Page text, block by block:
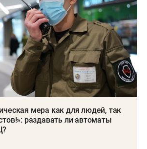
мера как для людей, так
раздавать ли автоматы